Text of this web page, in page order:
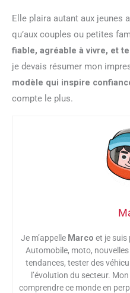
Elle plaira autant aux jeunes actifs en quête de raffinement,
qu’aux couples ou petites
fiable, agréable à vivre, et
je devais résumer mon
modèle qui inspire
compte le plus.
Je m’appelle Marco et je suis
Automobile, moto,
tendances, tester des
l’évolution du secteur.
comprendre ce monde en